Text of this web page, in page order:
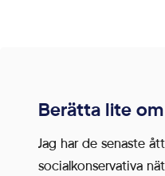
Berätta lite
Jag har de senaste
socialkonservativa